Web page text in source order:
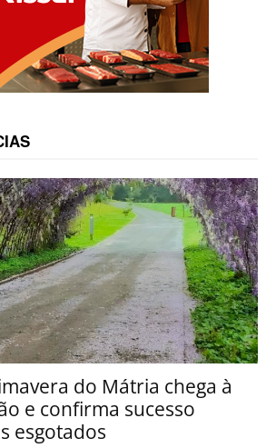
do Mátria chega à
e confirma sucesso
esgotados